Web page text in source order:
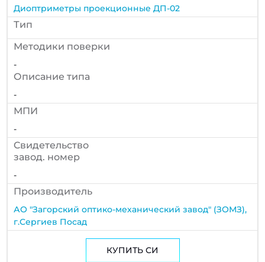
Диоптриметры проекционные ДП-02
Тип
Методики поверки
-
Описание типа
-
МПИ
-
Cвидетельство
завод. номер
-
Производитель
АО "Загорский оптико-механический завод" (ЗОМЗ),
г.Сергиев Посад
КУПИТЬ СИ